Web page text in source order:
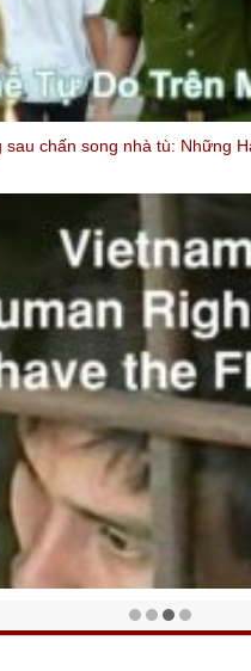
Giáo Việt Nam (Đỗ Trung